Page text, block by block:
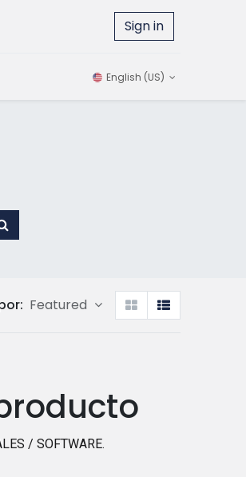
Sign in
English (US)
Featured
/ SOFTWARE.